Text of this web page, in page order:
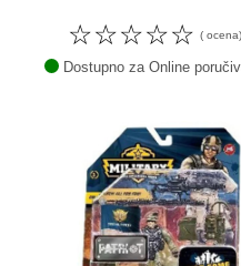
☆
☆
☆
☆
☆ ( ocena)
Dostupno za Online